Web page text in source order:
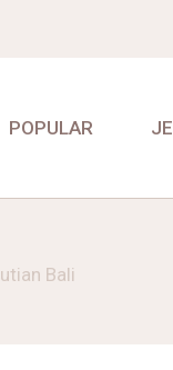
POPULAR
Bali